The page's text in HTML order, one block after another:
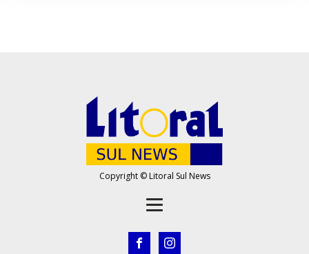
Copyright © Litoral Sul News